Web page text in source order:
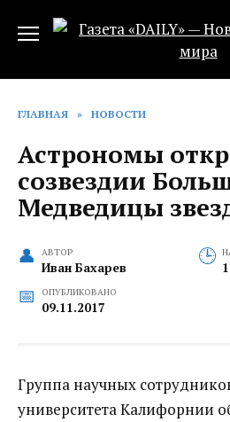
ГЛАВНАЯ » НОВОСТИ
Астрономы
созвездии
Медведицы
АВТОР
Иван Бахарев
ОПУБЛИКОВАНО
09.11.2017
Группа научных
университета Калифорнии